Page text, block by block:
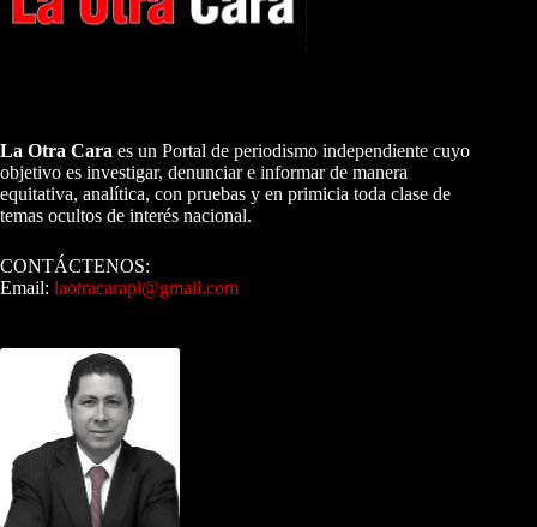
La Otra Cara es un Portal de periodismo independiente cuyo
objetivo es investigar, denunciar e informar de manera
equitativa, analítica, con pruebas y en primicia toda clase de
temas ocultos de interés nacional.
CONTÁCTENOS:
Email: laotracarapi@gmail.com